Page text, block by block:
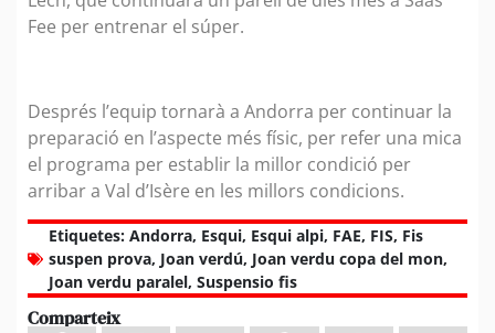
Fee per entrenar el súper.
Després l’equip tornarà a Andorra per continuar la
preparació en l’aspecte més físic, per refer una mica
el programa per establir la millor condició per
arribar a Val d’Isère en les millors condicions.
Etiquetes: Andorra, Esqui, Esqui alpi, FAE, FIS, Fis
suspen prova, Joan verdú, Joan verdu copa del mon,
Joan verdu paralel, Suspensio fis
Comparteix